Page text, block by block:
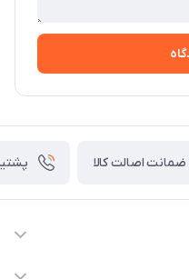
ضمانت اصالت کالا